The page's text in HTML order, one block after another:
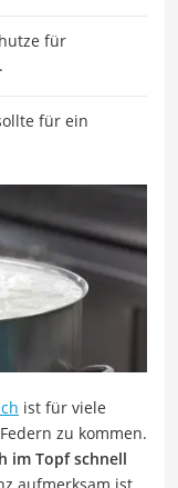
für
für ein
ist für viele
zu kommen.
im Topf schnell
aufmerksam ist.